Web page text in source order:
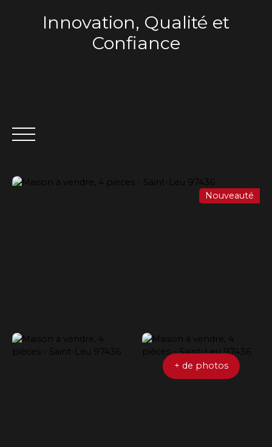
Innovation, Qualité et
Confiance
VENTE
Nouveauté
+ de photos